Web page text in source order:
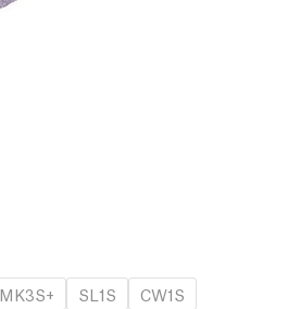
MK3S+ SL1S
CW1S